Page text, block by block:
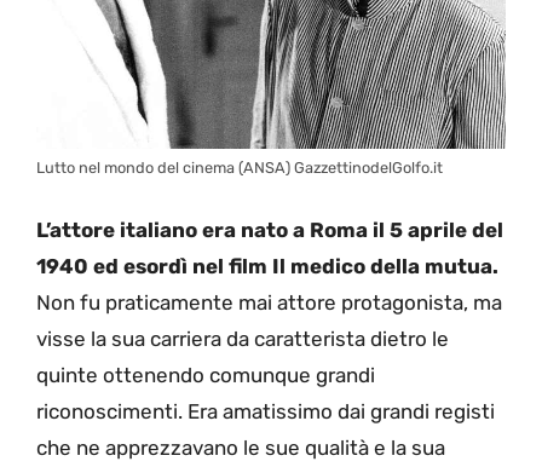
Lutto nel mondo del cinema (ANSA) GazzettinodelGolfo.it
L’attore italiano era nato a Roma il 5 aprile del
1940 ed esordì nel film Il medico della mutua.
Non fu praticamente mai attore protagonista, ma
visse la sua carriera da caratterista dietro le
quinte ottenendo comunque grandi
riconoscimenti. Era amatissimo dai grandi registi
che ne apprezzavano le sue qualità e la sua